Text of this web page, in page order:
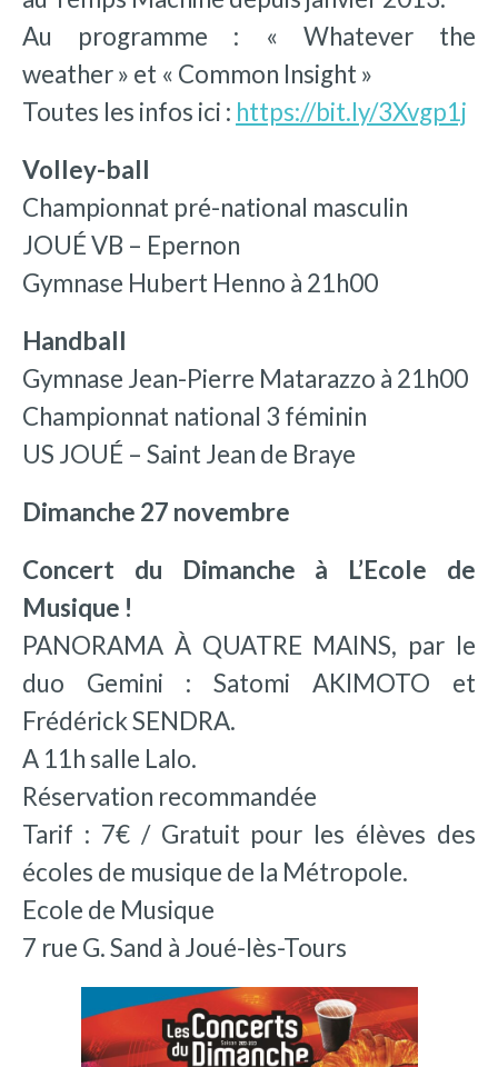
Au programme : « Whatever the
weather » et « Common Insight »
Toutes les infos ici : https://bit.ly/3Xvgp1j
Volley-ball
Championnat pré-national masculin
JOUÉ VB – Epernon
Gymnase Hubert Henno à 21h00
Handball
Gymnase Jean-Pierre Matarazzo à 21h00
Championnat national 3 féminin
US JOUÉ – Saint Jean de Braye
Dimanche 27 novembre
Concert du Dimanche à L’Ecole de
Musique !
PANORAMA À QUATRE MAINS, par le
duo Gemini : Satomi AKIMOTO et
Frédérick SENDRA.
A 11h salle Lalo.
Réservation recommandée
Tarif : 7€ / Gratuit pour les élèves des
écoles de musique de la Métropole.
Ecole de Musique
7 rue G. Sand à Joué-lès-Tours